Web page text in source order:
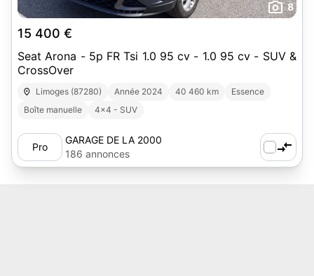
8
15 400 €
Seat Arona - 5p FR Tsi 1.0 95 cv - 1.0 95 cv - SUV &
CrossOver
Limoges (87280) Année 2024 40 460 km
Essence
Boîte manuelle
4x4 - SUV
Pro
GARAGE DE LA 2000
186 annonces